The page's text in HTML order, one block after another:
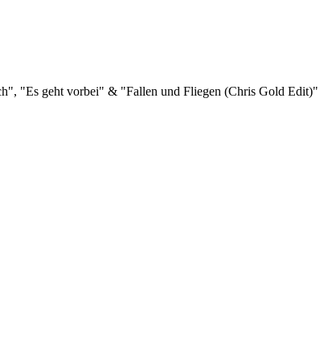
"Es geht vorbei" & "Fallen und Fliegen (Chris Gold Edit)"